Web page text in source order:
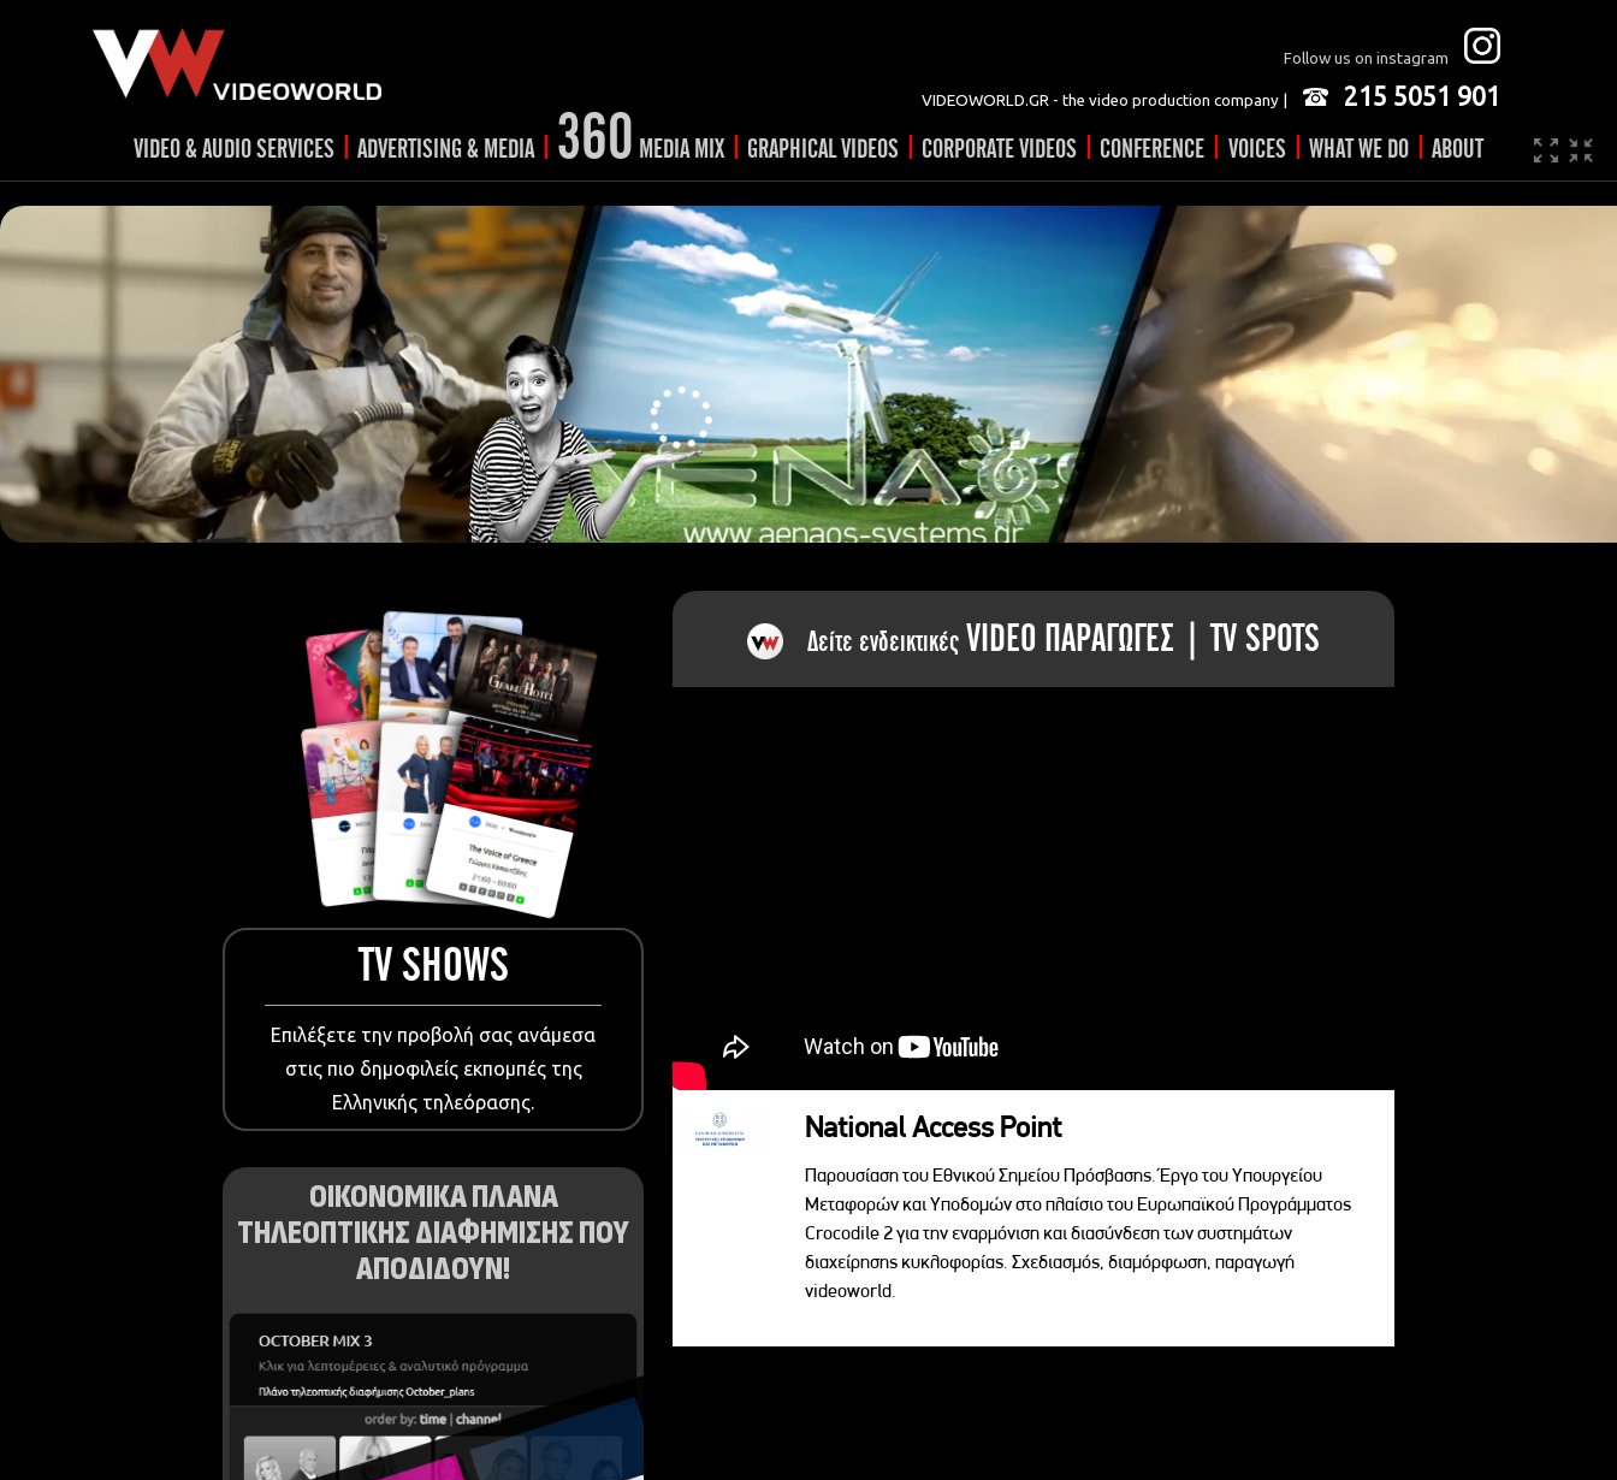
Follow us on instagram
VIDEOWORLD.GR - the video production company | 215 5051 901
VIDEO & AUDIO SERVICES
TV spots
RADIO spots
Post production
Corporate videos
Trailer & Σήματα εκπομπών
Cultural videos
video applications for museums,
archeological sites & exhibitions
Product presentations
Documentary
Events & Conference
Dissemination material
Medical & Pharmaceutical
VIDEO Projections
Kids content
| ADVERTISING & MEDIA
RADIOadvertising
TVadvertising
Social Media video shorts
Creative Prints
Outdoor advertising
Media planning & mix
Visual material
European Media
| 360 MEDIA MIX | GRAPHICAL VIDEOS | CORPORATE VIDEOS | CONFERENCE | VOICES | WHAT WE DO | ABOUT
Company
Contact
TV SHOWS
Επιλέξετε την προβολή σας ανάμεσα
στις πιο δημοφιλείς εκπομπές της
Ελληνικής τηλεόρασης.
ΟΙΚΟΝΟΜΙΚΑ ΠΛΑΝΑ
ΤΗΛΕΟΠΤΙΚΗΣ ΔΙΑΦΗΜΙΣΗΣ ΠΟΥ
ΑΠΟΔΙΔΟΥΝ!
Δείτε ενδεικτικές VIDEO ΠΑΡΑΓΩΓΕΣ | TV SPOTS
National Access Point
Παρουσίαση του Εθνικού Σημείου Πρόσβασης. Έργο του Υπουργείου
Μεταφορών και Υποδομών στο πλαίσιο του Ευρωπαϊκού Προγράμματος
Crocodile 2 για την εναρμόνιση και διασύνδεση των συστημάτων
διαχείρησης κυκλοφορίας. Σχεδιασμός, διαμόρφωση, παραγωγή
videoworld.